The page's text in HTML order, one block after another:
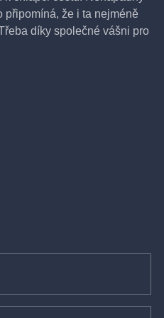
připomíná, že i ta nejméně
díky společné vášni pro
skvělého filmu. Spolu s vámi